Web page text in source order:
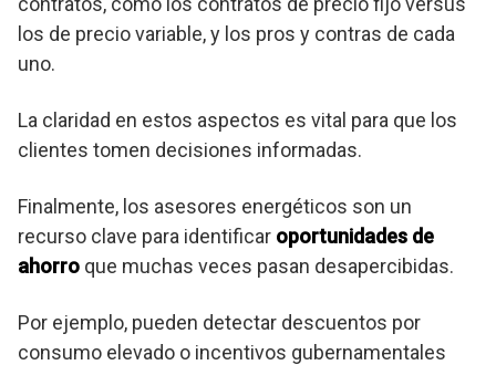
los de precio variable, y los pros y contras de cada
uno.
La claridad en estos aspectos es vital para que los
clientes tomen decisiones informadas.
Finalmente, los asesores energéticos son un
recurso clave para identificar oportunidades de
ahorro que muchas veces pasan desapercibidas.
Por ejemplo, pueden detectar descuentos por
consumo elevado o incentivos gubernamentales